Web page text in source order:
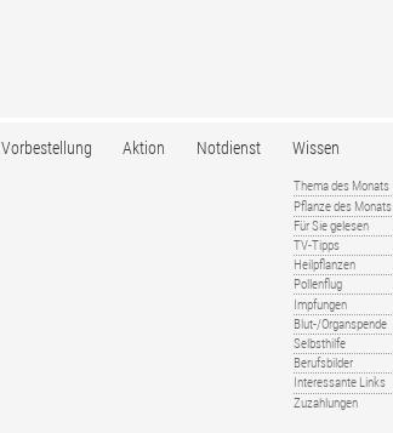
Vorbestellung Aktion Notdienst Wissen
Thema des Monats
Pflanze des Monats
Für Sie gelesen
TV-Tipps
Heilpflanzen
Pollenflug
Impfungen
Blut-/Organspende
Selbsthilfe
Berufsbilder
Interessante Links
Zuzahlungen